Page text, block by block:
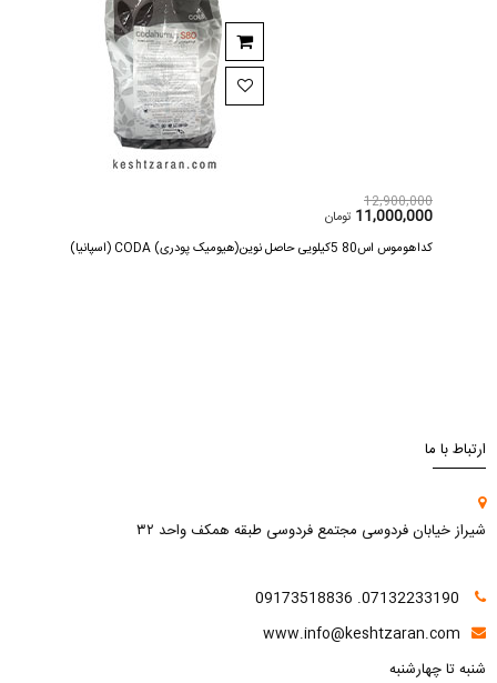
12,900,000
11,000,000 تومان
کداهوموس اس80 5کیلویی حاصل نوین(هیومیک پودری) CODA (اسپانیا)
ارتباط با ما
شیراز خیابان فردوسی مجتمع فردوسی طبقه همکف واحد ۳۲
www.info@keshtzaran.com
شنبه تا چهارشنبه